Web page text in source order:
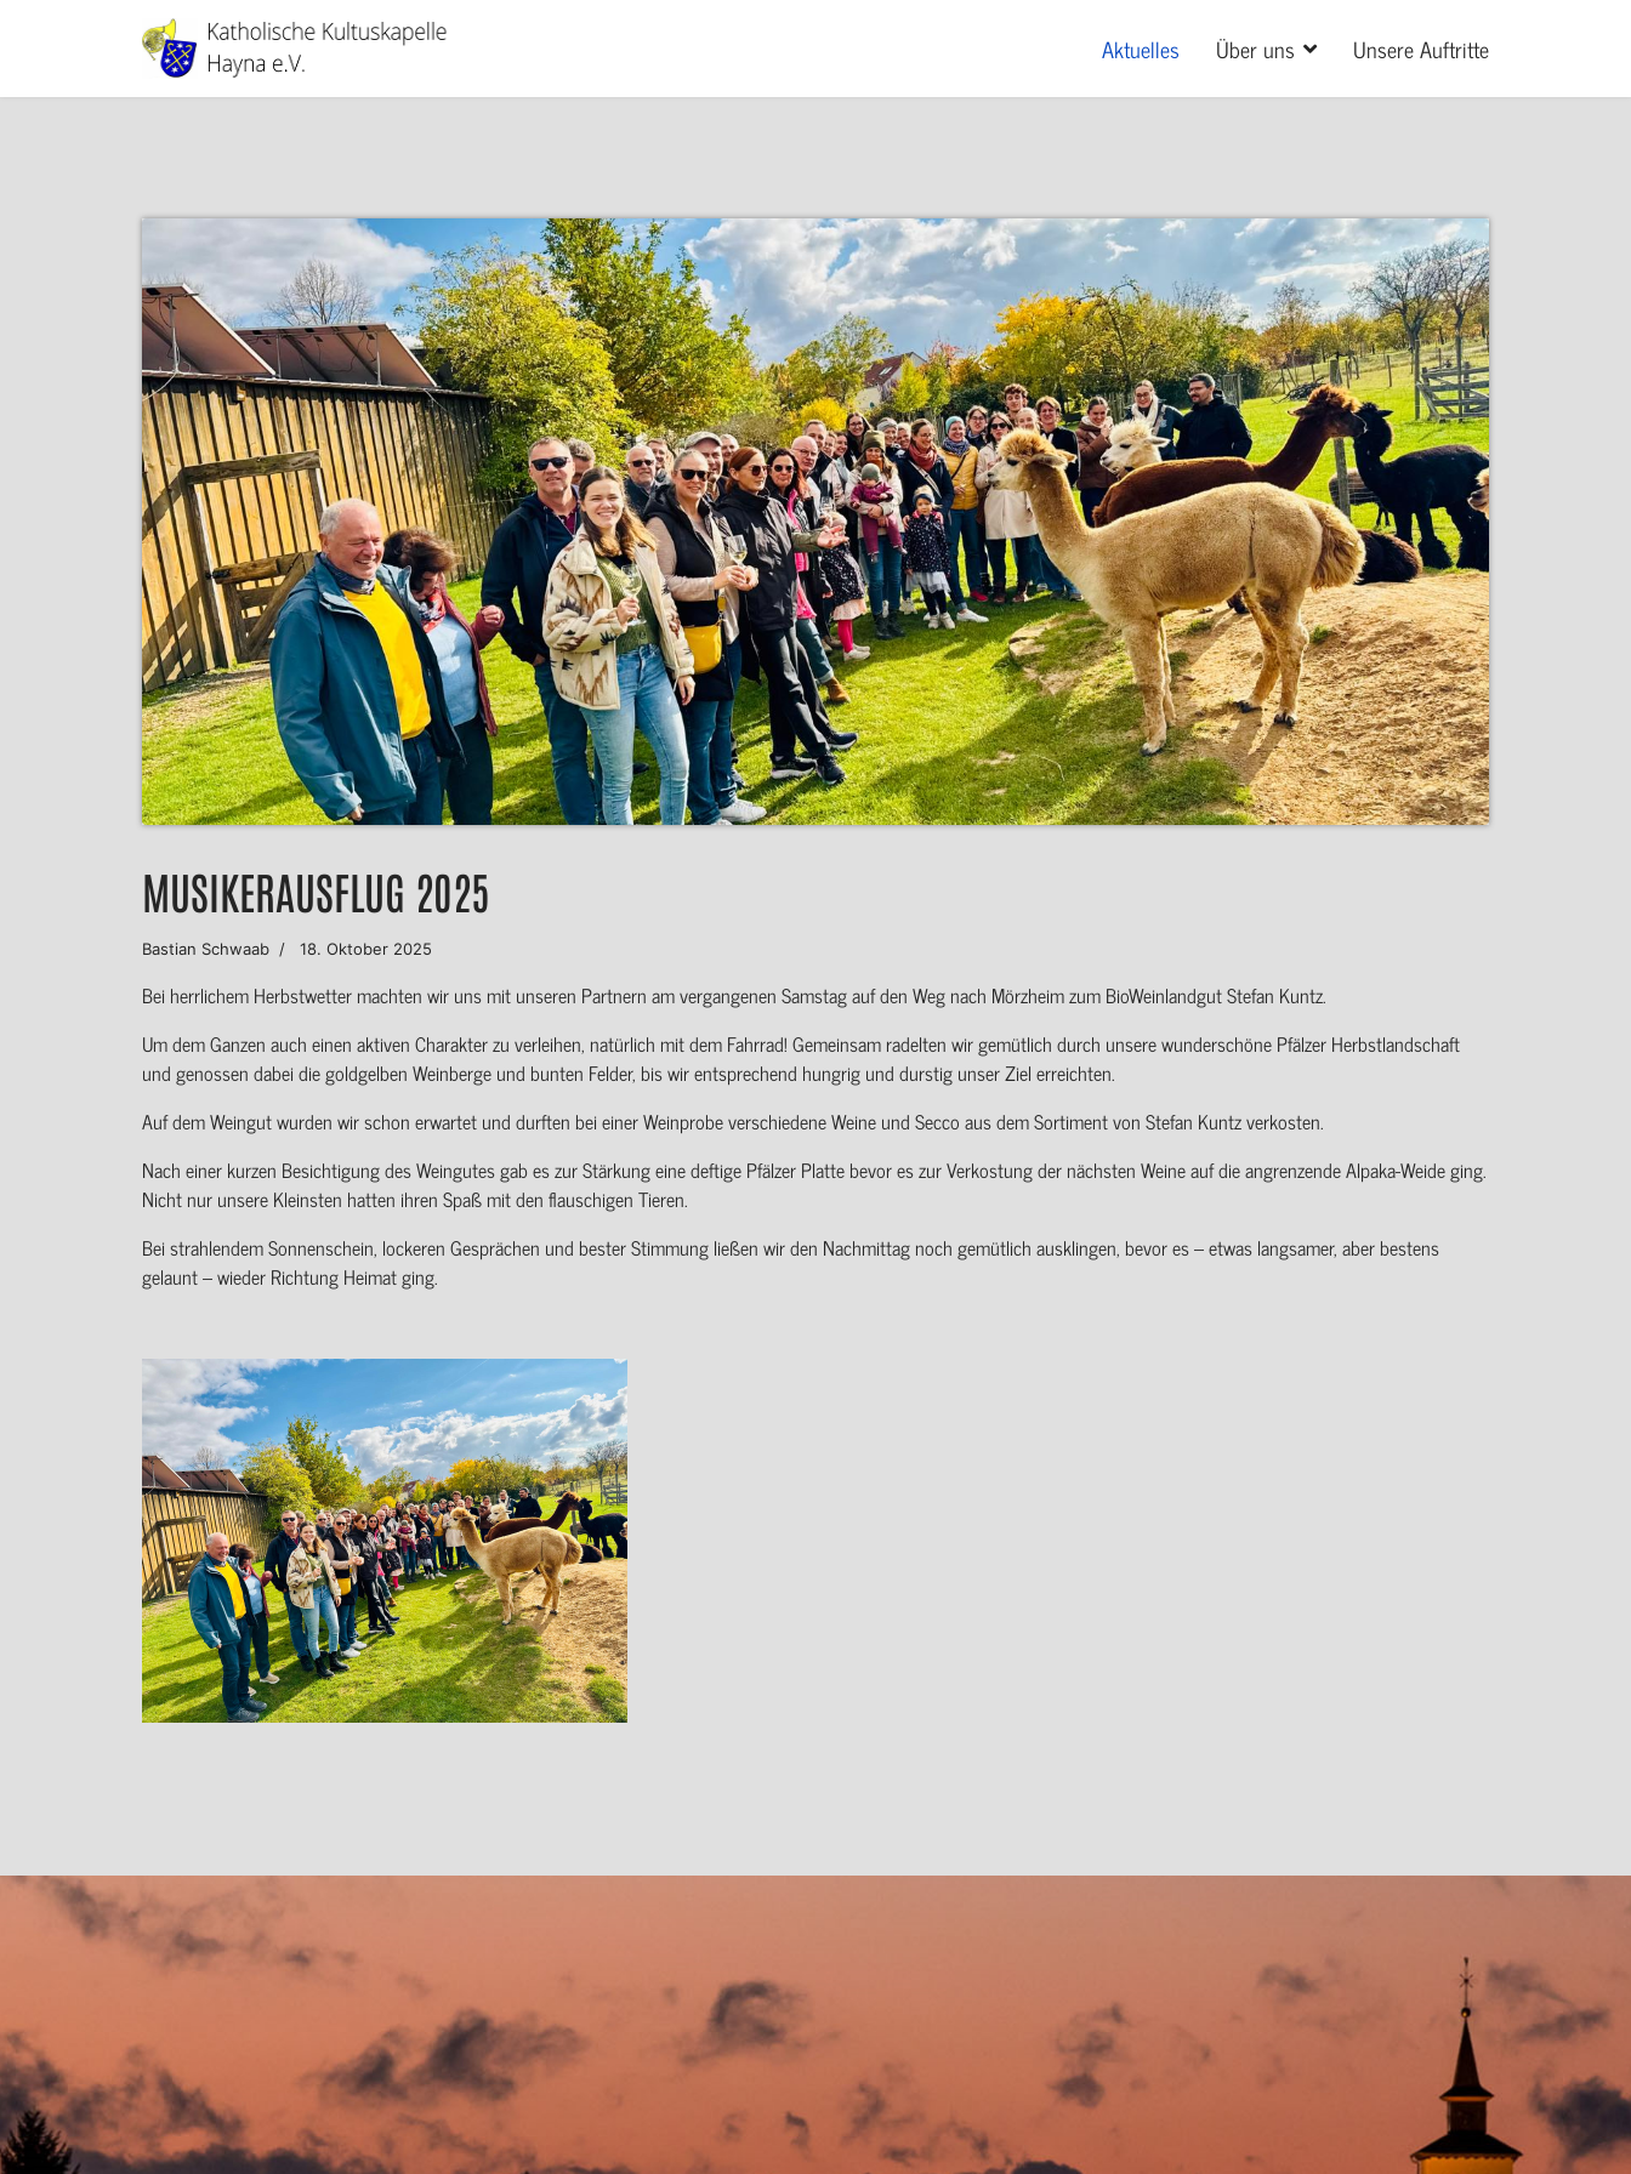
Aktuelles Über uns Unsere Auftritte
MUSIKERAUSFLUG 2025
Bastian Schwaab 18. Oktober 2025
Bei herrlichem Herbstwetter machten wir uns mit unseren Partnern am vergangenen Samstag auf den Weg nach Mörzheim zum BioWeinlandgut Stefan Kuntz.
Um dem Ganzen auch einen aktiven Charakter zu verleihen, natürlich mit dem Fahrrad! Gemeinsam radelten wir gemütlich durch unsere wunderschöne Pfälzer Herbstlandschaft
und genossen dabei die goldgelben Weinberge und bunten Felder, bis wir entsprechend hungrig und durstig unser Ziel erreichten.
Auf dem Weingut wurden wir schon erwartet und durften bei einer Weinprobe verschiedene Weine und Secco aus dem Sortiment von Stefan Kuntz verkosten.
Nach einer kurzen Besichtigung des Weingutes gab es zur Stärkung eine deftige Pfälzer Platte bevor es zur Verkostung der nächsten Weine auf die angrenzende Alpaka-Weide ging.
Nicht nur unsere Kleinsten hatten ihren Spaß mit den flauschigen Tieren.
Bei strahlendem Sonnenschein, lockeren Gesprächen und bester Stimmung ließen wir den Nachmittag noch gemütlich ausklingen, bevor es – etwas langsamer, aber bestens
gelaunt – wieder Richtung Heimat ging.